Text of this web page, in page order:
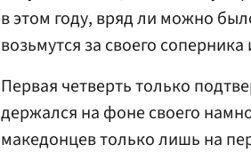
в этом году, вряд ли можно
возьмутся за своего
Первая четверть только
держался на фоне своего
македонцев только лишь на